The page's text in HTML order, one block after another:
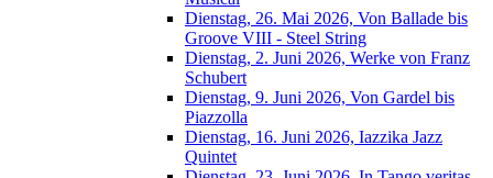
Dienstag, 26. Mai 2026, Von Ballade bis
Groove VIII - Steel String
Dienstag, 2. Juni 2026, Werke von Franz
Schubert
Dienstag, 9. Juni 2026, Von Gardel bis
Piazzolla
Dienstag, 16. Juni 2026, Iazzika Jazz
Quintet